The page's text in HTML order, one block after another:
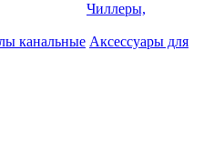
Чиллеры,
канальные Аксессуары для